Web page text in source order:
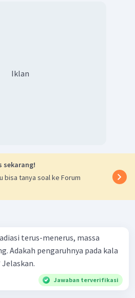
Iklan
sekarang!
bisa tanya soal ke Forum
terus-menerus, massa
Adakah pengaruhnya pada kala
Jawaban terverifikasi